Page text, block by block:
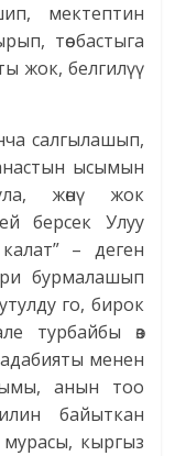
мектептин
төө бастыга
жок, белгилүү
салгылашып,
ысымын
жөнү жок
берсек Улуу
– деген
бурмалашып
го, бирок
турбайбы өз
менен
анын тоо
байыткан
мурасы, кыргыз